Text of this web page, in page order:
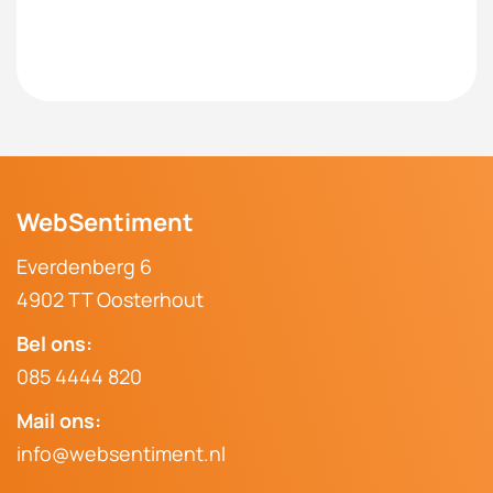
WebSentiment
Everdenberg 6
4902 TT Oosterhout
Bel ons:
085 4444 820
Mail ons:
info@websentiment.nl